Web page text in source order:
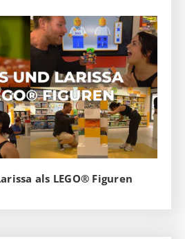
als LEGO® Figuren